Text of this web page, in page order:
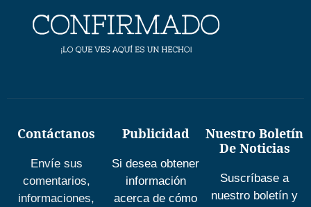
Contáctanos
Envíe sus
comentarios,
informaciones,
Publicidad
Si desea obtener
información
acerca de cómo
Nuestro Boletín
De Noticias
Suscríbase a
nuestro boletín y